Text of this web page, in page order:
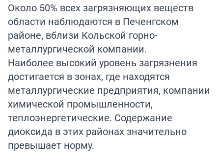
Около 50% всех загрязняющих веществ
области наблюдаются в Печенгском
районе, вблизи Кольской горно-
металлургической компании.
Наиболее высокий уровень загрязнения
достигается в зонах, где находятся
металлургические предприятия, компании
химической промышленности,
теплоэнергетические. Содержание
диоксида в этих районах значительно
превышает норму.